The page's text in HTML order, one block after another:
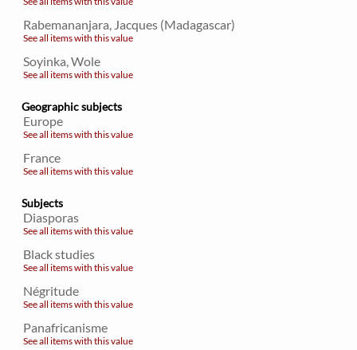
Rabemananjara, Jacques (Madagascar)
See all items with this value
Soyinka, Wole
See all items with this value
Geographic subjects
Europe
See all items with this value
France
See all items with this value
Subjects
Diasporas
See all items with this value
Black studies
See all items with this value
Négritude
See all items with this value
Panafricanisme
See all items with this value